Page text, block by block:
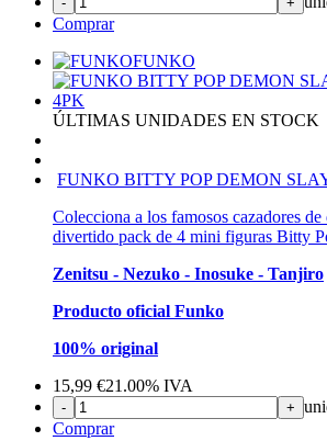
Comprar
FUNKO
ÚLTIMAS UNIDADES EN STOCK
FUNKO BITTY POP DEMON
Colecciona a los famosos cazadores
divertido pack de 4 mini figuras Bitty
Zenitsu - Nezuko - Inosuke - Tanjiro
Producto oficial Funko
100% original
15,99 €21.00% IVA
- +
Comprar